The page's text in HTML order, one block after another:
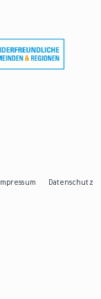
Impressum
Datenschutz